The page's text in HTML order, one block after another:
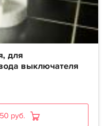
для
выключателя
руб.